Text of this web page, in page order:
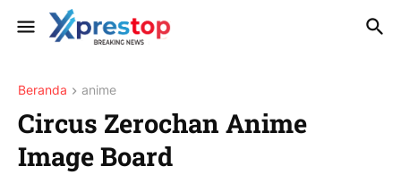
Beranda anime
Circus Zerochan Anime
Image Board